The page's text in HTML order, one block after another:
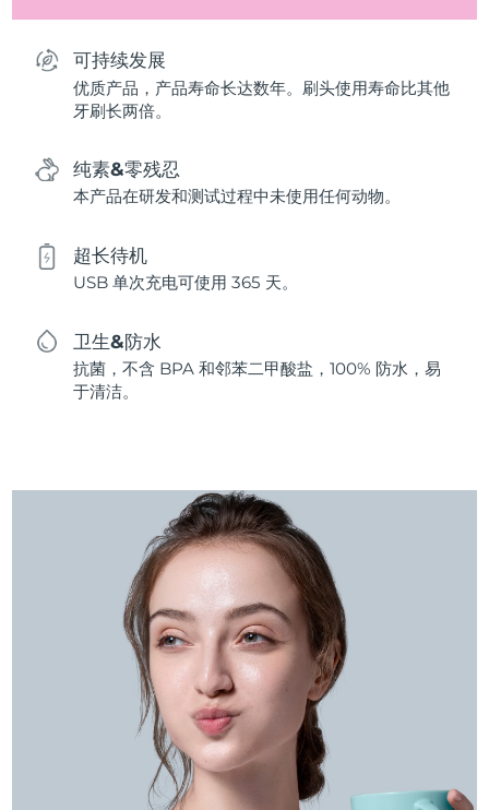
可持续发展
优质产品，产品寿命长达数年。刷头使用寿命比其他
牙刷长两倍。
纯素&零残忍
本产品在研发和测试过程中未使用任何动物。
超长待机
USB 单次充电可使用 365 天。
卫生&防水
抗菌，不含 BPA 和邻苯二甲酸盐，100% 防水，易
于清洁。